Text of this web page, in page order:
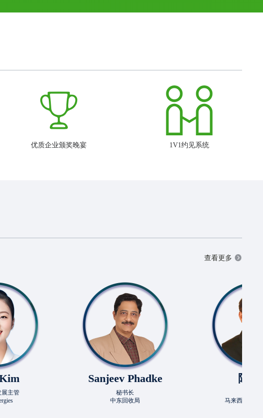
优质企业颁奖晚宴 1V1约见系统
查看更多
Sanjeev Phadke
马来西亚有色金属协会